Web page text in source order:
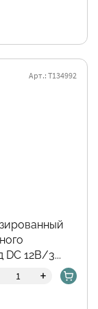
Арт.: Т134992
DC 12В/3...
+